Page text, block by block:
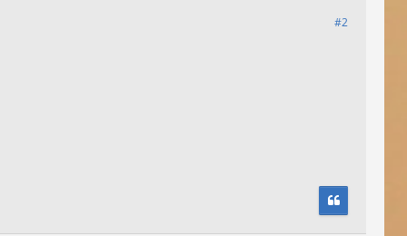
#2